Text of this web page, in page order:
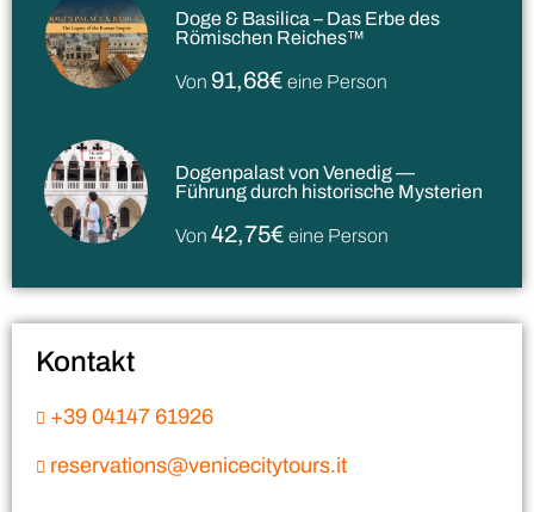
Doge & Basilica – Das Erbe des
Römischen Reiches™
Von 91,68€ eine Person
Dogenpalast von Venedig —
Führung durch historische Mysterien
Von42,75€ eine Person
Kontakt
+39 04147 61926
reservations@venicecitytours.it